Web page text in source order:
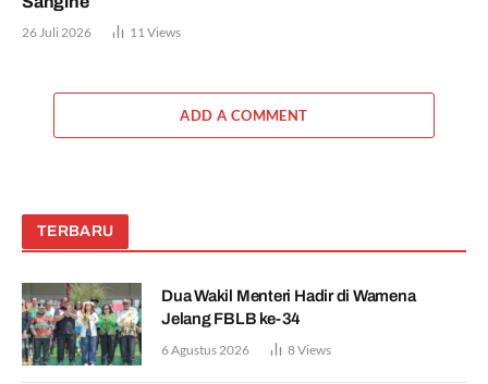
26 Juli 2026 11Views
ADD A COMMENT
TERBARU
Dua Wakil Menteri Hadir di Wamena
Jelang FBLB ke-34
6 Agustus 2026 8Views